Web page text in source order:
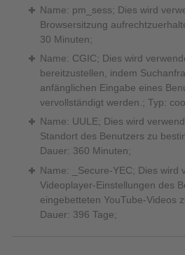
Name: pm_sess; Dies wird
Browsersitzung
30 Minuten;
Name: CGIC; Dies wird
bereitzustellen, indem
anfänglichen Eingabe eines
vervollständigt werden.; Typ:
Name: UULE; Dies wird
Standort des Benutzers zu
Dauer: 360 Minuten;
Name: _Secure-YEC; Dies wird
Videoplayer-Einstellungen des
eingebetteten YouTube-Videos
Dauer: 396 Tage;